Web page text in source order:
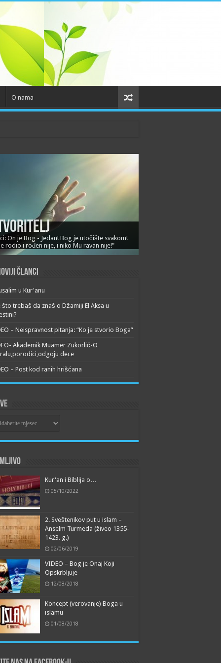
O nama
On je Bog - Jedan! Bog je utočište svakom!
rodio i rođen nije, i niko Mu ravan nije!"
članci
u Kur'anu
što trebaš da znaš o Džamiji El Aksa u
– Neispravnost pitanja: “Ko je stvorio Boga”
Akademik Muamer Zukorlić-O
dece
– Post kod ranih hrišćana
Kur'an i Biblija o…
05/10/2022
2. Sveštenikov put u islam –
Anselm Turmeda (živeo 1355-
1423. g.)
02/06/2019
VIDEO – Bog je Onaj Koji
Opskrbljuje
12/08/2018
Koncept (verovanje) Boga u
islamu
01/08/2018